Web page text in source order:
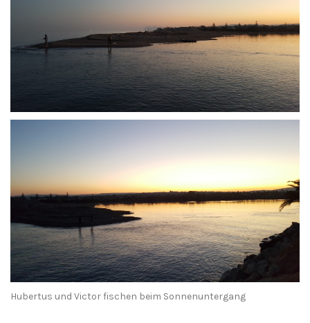
Hubertus und Victor fischen beim Sonnenuntergang